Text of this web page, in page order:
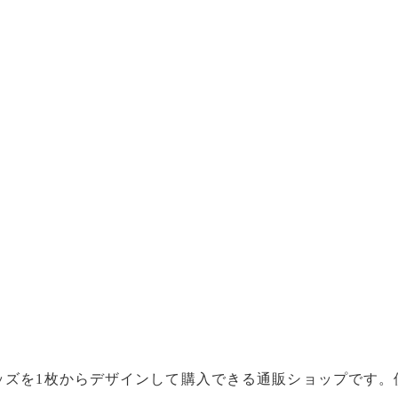
を1枚からデザインして購入できる通販ショップです